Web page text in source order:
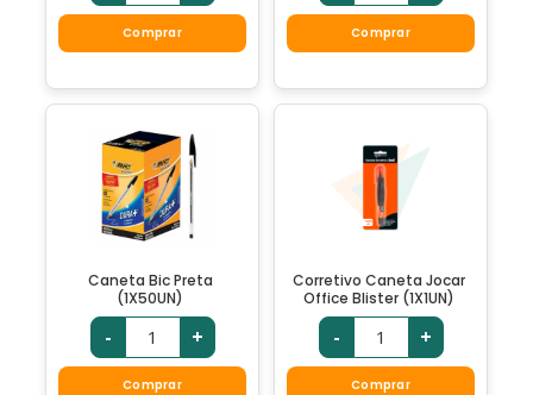
Comprar Comprar
Caneta Bic Preta
(1X50UN)
- +
Comprar
Corretivo Caneta Jocar
Office Blister (1X1UN)
- +
Comprar